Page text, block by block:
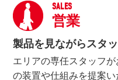
SALES
営業
製品を見ながらスタ
エリアの専任スタッフ
の装置や仕組みを提案い